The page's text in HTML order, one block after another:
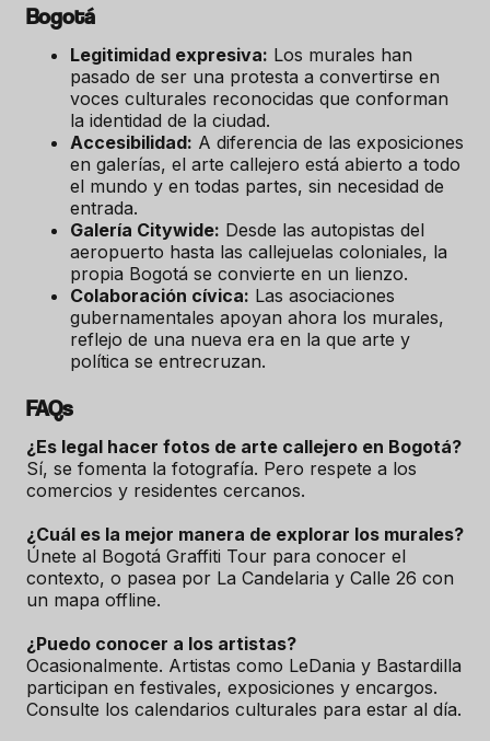
Bogotá
Legitimidad expresiva: Los murales han
pasado de ser una protesta a convertirse en
voces culturales reconocidas que conforman
la identidad de la ciudad.
Accesibilidad: A diferencia de las exposiciones
en galerías, el arte callejero está abierto a todo
el mundo y en todas partes, sin necesidad de
entrada.
Galería Citywide: Desde las autopistas del
aeropuerto hasta las callejuelas coloniales, la
propia Bogotá se convierte en un lienzo.
Colaboración cívica: Las asociaciones
gubernamentales apoyan ahora los murales,
reflejo de una nueva era en la que arte y
política se entrecruzan.
FAQs
¿Es legal hacer fotos de arte callejero en Bogotá?
Sí, se fomenta la fotografía. Pero respete a los
comercios y residentes cercanos.
¿Cuál es la mejor manera de explorar los murales?
Únete al Bogotá Graffiti Tour para conocer el
contexto, o pasea por La Candelaria y Calle 26 con
un mapa offline.
¿Puedo conocer a los artistas?
Ocasionalmente. Artistas como LeDania y Bastardilla
participan en festivales, exposiciones y encargos.
Consulte los calendarios culturales para estar al día.